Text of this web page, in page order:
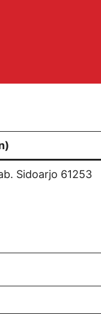
Sidoarjo 61253